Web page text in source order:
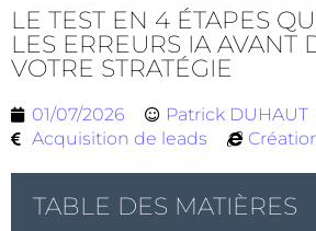
LE TEST EN 4 ÉTAPES
LES ERREURS IA AVANT
VOTRE STRATÉGIE
01/07/2026 Patrick DUHAUT
Acquisition de leads
TABLE DES MATIÈRES